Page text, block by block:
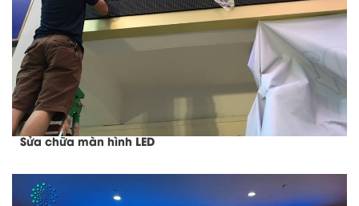
Sửa chữa màn hình LED